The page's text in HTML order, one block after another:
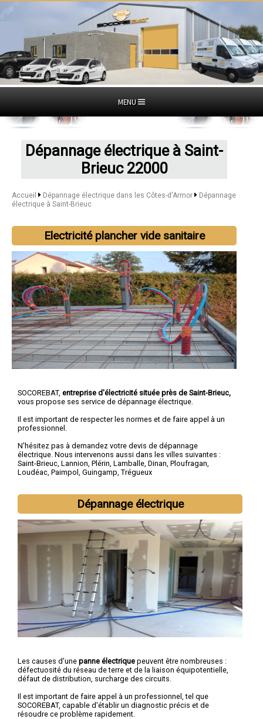
MENU
Dépannage électrique à Saint-
Brieuc 22000
Accueil Dépannage électrique dans les Côtes-d'Armor
Dépannage
électrique à Saint-Brieuc
Electricité plancher vide sanitaire
SOCOREBAT, entreprise d'électricité située près de Saint-Brieuc,
vous propose ses service de dépannage électrique.
Il est important de respecter les normes et de faire appel à un
professionnel.
N'hésitez pas à demandez votre devis de dépannage
électrique . Nous intervenons aussi dans les villes suivantes :
Saint-Brieuc Lannion Plérin Lamballe Dinan Ploufragan
Loudéac Paimpol Guingamp Trégueux
Dépannage électrique
Les causes d'une panne électrique peuvent être nombreuses :
défectuosité du réseau de terre et de la liaison équipotentielle,
défaut de distribution, surcharge des circuits.
Il est important de faire appel à un professionnel, tel que
SOCOREBAT, capable d'établir un diagnostic précis et de
résoudre ce problème rapidement.